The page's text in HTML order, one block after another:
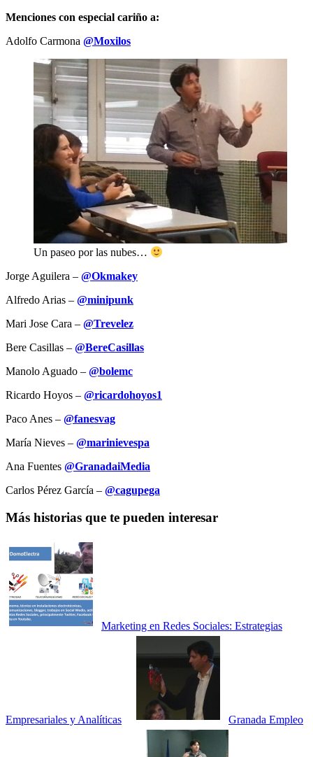
Menciones con especial cariño a:
Adolfo Carmona @Moxilos
Un paseo por las nubes…
Jorge Aguilera – @Okmakey
Alfredo Arias – @minipunk
Mari Jose Cara – @Trevelez
Bere Casillas – @BereCasillas
Manolo Aguado – @bolemc
Ricardo Hoyos – @ricardohoyos1
Paco Anes – @fanesvag
María Nieves – @marinievespa
Ana Fuentes @GranadaiMedia
Carlos Pérez García – @cagupega
Más historias que te pueden interesar
Marketing en Redes Sociales: Estrategias
Empresariales y Analíticas Granada Empleo